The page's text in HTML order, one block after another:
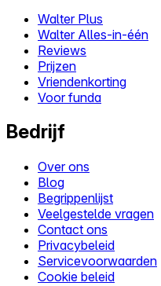
Walter Plus
Walter Alles-in-één
Reviews
Prijzen
Vriendenkorting
Voor funda
Bedrijf
Over ons
Blog
Begrippenlijst
Veelgestelde vragen
Contact ons
Privacybeleid
Servicevoorwaarden
Cookie beleid